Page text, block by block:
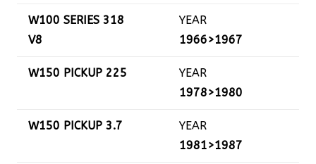
W100 SERIES 318
V8
YEAR
1966>1967
W150 PICKUP 225
YEAR
1978>1980
W150 PICKUP 3.7
YEAR
1981>1987